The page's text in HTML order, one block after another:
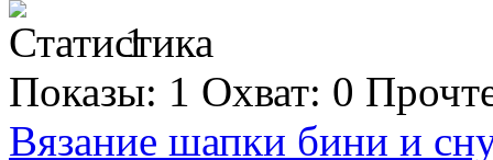
1
Показы: 1 Охват: 0
Вязание шапки бини и